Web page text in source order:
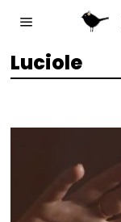
Luciole